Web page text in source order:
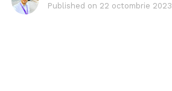
Published on 22 octombrie 2023